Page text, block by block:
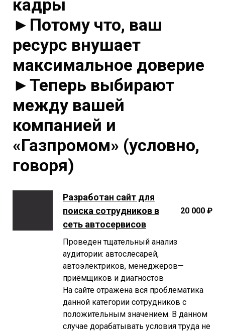
кадры
►Потому что, ваш
ресурс внушает
максимальное доверие
►Теперь выбирают
между вашей
компанией и
«Газпромом» (условно,
говоря)
Разработан сайт для
поиска сотрудников в
сеть автосервисов
20 000 ₽
Проведен тщательный анализ
аудитории: автослесарей,
автоэлектриков, менеджеров—
приёмщиков и диагностов
На сайте отражена вся проблематика
данной категории сотрудников с
положительным значением. В данном
случае дорабатывать условия труда не